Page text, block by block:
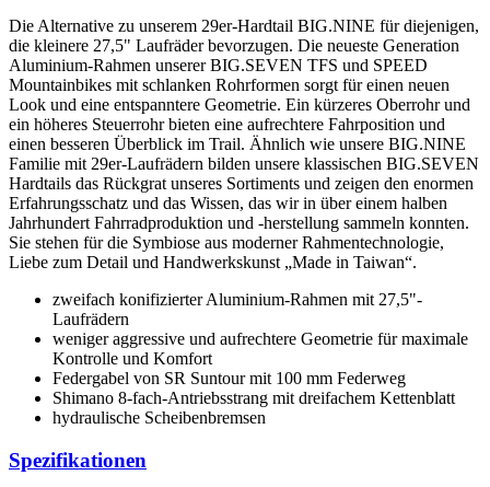
Die Alternative zu unserem 29er-Hardtail BIG.NINE für diejenigen,
die kleinere 27,5" Laufräder bevorzugen. Die neueste Generation
Aluminium-Rahmen unserer BIG.SEVEN TFS und SPEED
Mountainbikes mit schlanken Rohrformen sorgt für einen neuen
Look und eine entspanntere Geometrie. Ein kürzeres Oberrohr und
ein höheres Steuerrohr bieten eine aufrechtere Fahrposition und
einen besseren Überblick im Trail. Ähnlich wie unsere BIG.NINE
Familie mit 29er-Laufrädern bilden unsere klassischen BIG.SEVEN
Hardtails das Rückgrat unseres Sortiments und zeigen den enormen
Erfahrungsschatz und das Wissen, das wir in über einem halben
Jahrhundert Fahrradproduktion und -herstellung sammeln konnten.
Sie stehen für die Symbiose aus moderner Rahmentechnologie,
Liebe zum Detail und Handwerkskunst „Made in Taiwan“.
zweifach konifizierter Aluminium-Rahmen mit 27,5"-
Laufrädern
weniger aggressive und aufrechtere Geometrie für maximale
Kontrolle und Komfort
Federgabel von SR Suntour mit 100 mm Federweg
Shimano 8-fach-Antriebsstrang mit dreifachem Kettenblatt
hydraulische Scheibenbremsen
Spezifikationen